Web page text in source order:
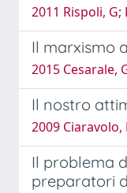
2011 Rispoli, G;
Il marxismo
2015 Cesarale,
Il nostro
2009
Il problema
preparatori